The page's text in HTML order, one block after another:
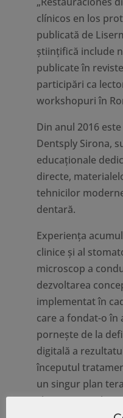
clínicos en los
publicată de
științifică include
publicate în
participări ca
workshopuri în
Din anul 2016
Dentsply Sirona,
educaționale
directe,
tehnicilor
dentară.
Experiența
clinice și al
microscop a
dezvoltarea
implementat în
care a fondat-o în
pornește de la
digitală a
începutul
un singur plan
chirurgia,